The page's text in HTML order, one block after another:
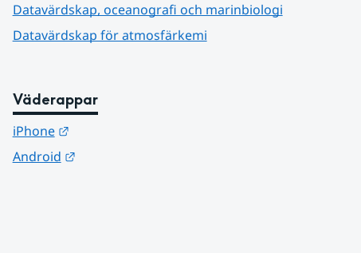
Datavärdskap, oceanografi och marinbiologi
Datavärdskap för atmosfärkemi
Väderappar
iPhone
Länk till annan webbplats.
Android
Länk till annan webbplats.